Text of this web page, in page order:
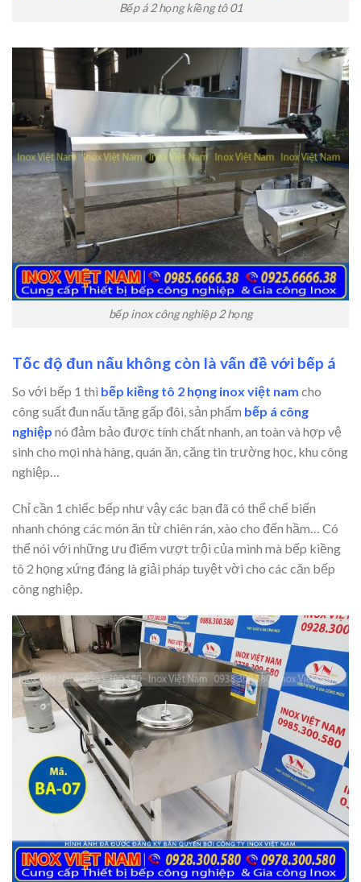
Bếp á 2 họng kiềng tô 01
bếp inox công nghiệp 2 họng
Tốc độ đun nấu không còn là vấn đề với bếp á
So với bếp 1 thì bếp kiềng tô 2 họng inox việt nam cho
công suất đun nấu tăng gấp đôi, sản phẩm bếp á công
nghiệp nó đảm bảo được tính chất nhanh, an toàn và hợp vệ
sinh cho mọi nhà hàng, quán ăn, căng tin trường học, khu công
nghiệp…
Chỉ cần 1 chiếc bếp như vậy các bạn đã có thể chế biến
nhanh chóng các món ăn từ chiên rán, xào cho đến hầm… Có
thể nói với những ưu điểm vượt trội của mình mà bếp kiềng
tô 2 họng xứng đáng là giải pháp tuyệt vời cho các căn bếp
công nghiệp.